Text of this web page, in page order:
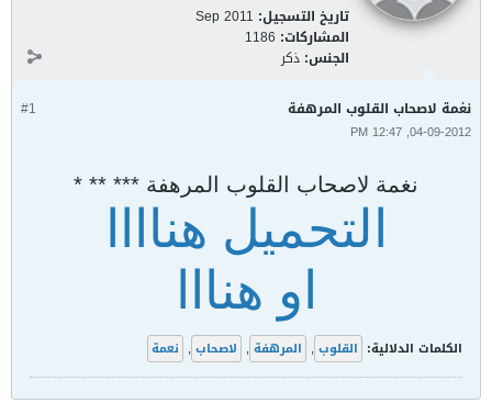
تاريخ التسجيل: Sep 2011
المشاركات: 1186
الجنس: ذكر
#1 نغمة لاصحاب القلوب المرهفة
04-09-2012, 12:47 PM
نغمة لاصحاب القلوب المرهفة *** ** *
التحميل هناااا
او هنااا
الكلمات الدلالية: القلوب , المرهفة , لاصحاب , نعمة